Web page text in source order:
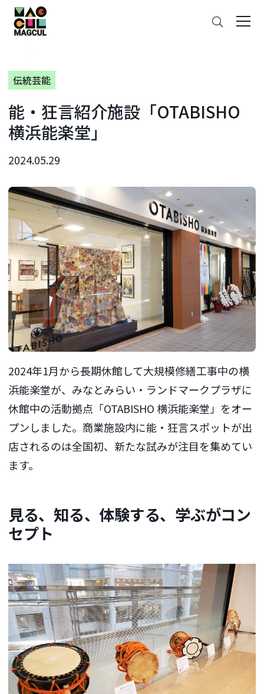
ン
テ
ン
に
ス
ッ
プ
伝統芸能
能・狂言紹介施設「OTABISHO
横浜能楽堂」
2024.05.29
2024年1月から長期休館して大規模修繕工事中の横
浜能楽堂が、みなとみらい・ランドマークプラザに
休館中の活動拠点「OTABISHO 横浜能楽堂」をオー
プンしました。商業施設内に能・狂言スポットが出
店されるのは全国初、新たな試みが注目を集めてい
ます。
見る、知る、体験する、学ぶがコン
セプト